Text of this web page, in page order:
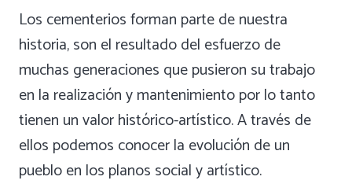
Los cementerios forman parte de nuestra
historia, son el resultado del esfuerzo de
muchas generaciones que pusieron su trabajo
en la realización y mantenimiento por lo tanto
tienen un valor histórico-artístico. A través de
ellos podemos conocer la evolución de un
pueblo en los planos social y artístico.